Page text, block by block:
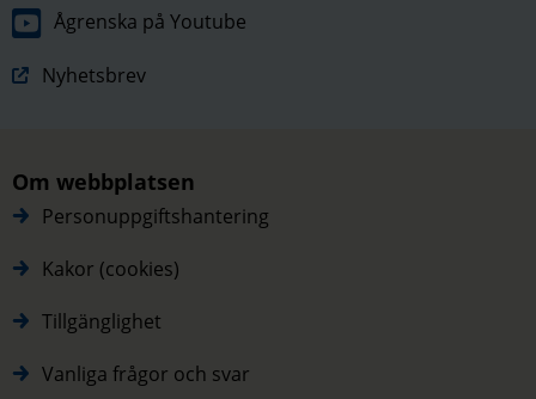
Ågrenska på Youtube
Nyhetsbrev
Om webbplatsen
Personuppgiftshantering
Kakor (cookies)
Tillgänglighet
Vanliga frågor och svar